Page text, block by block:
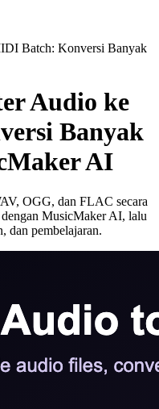
Batch: Konversi Banyak
Audio ke
Banyak
AI
OGG, dan FLAC secara
MusicMaker AI, lalu
dan pembelajaran.